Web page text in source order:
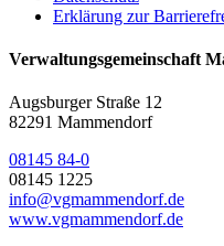
Erklärung zur
Verwaltungsgemeinschaft
Augsburger Straße 12
82291 Mammendorf
08145 84-0
08145 1225
info@vgmammendorf.de
www.vgmammendorf.de